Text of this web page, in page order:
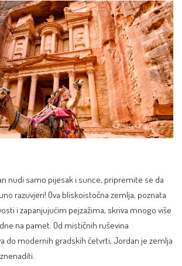
nudi samo pijesak i sunce, pripremite se da
razuvjeri! Ova bliskoistočna zemlja, poznata
i zapanjujućim pejzažima, skriva mnogo više
na pamet. Od mističnih ruševina
do modernih gradskih četvrti, Jordan je zemlja